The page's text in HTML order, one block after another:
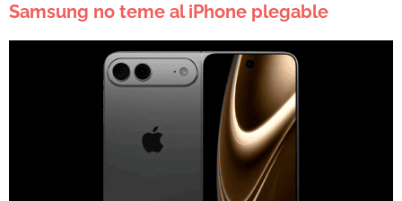
Samsung no teme al iPhone plegable